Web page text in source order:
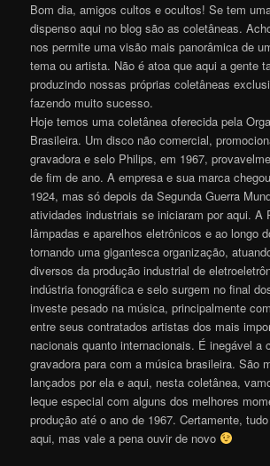
Bom dia, amigos cultos e ocultos! Se tem
dispenso aqui no blog são as coletâneas.
nos permite uma visão mais panorâmica de
tema ou artista. Não é atoa que aqui a gente
produzindo nossas próprias coletâneas
fazendo muito sucesso.
Hoje temos uma coletânea oferecida pela
Brasileira. Um disco não comercial,
gravadora e selo Philips, em 1967,
de fim de ano. A empresa e sua marca
1924, mas só depois da Segunda Guerra
atividades industriais se iniciaram por aqui. A
lâmpadas e aparelhos eletrônicos e ao longo
tornando uma gigantesca organização,
diversos da produção industrial de
indústria fonográfica e selo surgem no final
investe pesado na música, principalmente
entre seus contratados artistas dos mais
nacionais quanto internacionais. É inegável a
gravadora para com a música brasileira. São
lançados por ela e aqui, nesta coletânea,
leque especial com alguns dos melhores
produção até o ano de 1967. Certamente,
aqui, mas vale a pena ouvir de novo